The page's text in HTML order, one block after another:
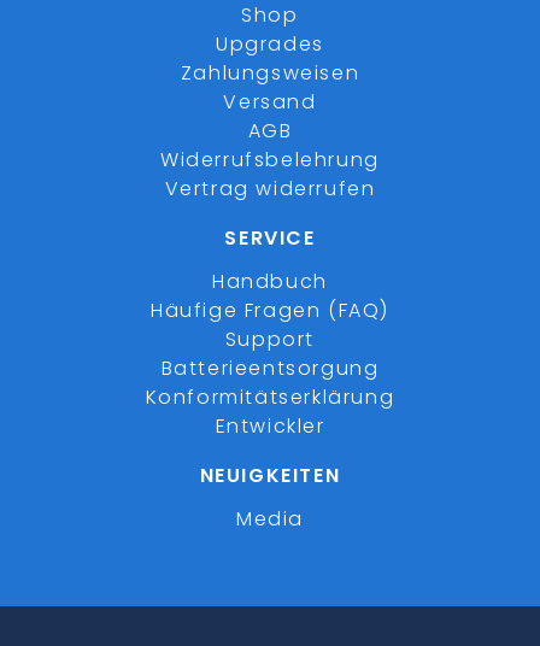
Shop
Upgrades
Zahlungsweisen
Versand
AGB
Widerrufsbelehrung
Vertrag widerrufen
SERVICE
Handbuch
Häufige Fragen (FAQ)
Support
Batterieentsorgung
Konformitätserklärung
Entwickler
NEUIGKEITEN
Media